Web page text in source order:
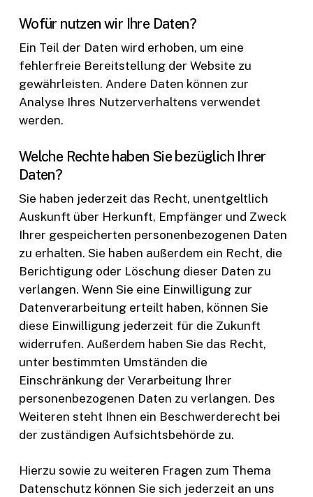
Wofür nutzen wir Ihre Daten?
Ein Teil der Daten wird erhoben, um eine
fehlerfreie Bereitstellung der Website zu
gewährleisten. Andere Daten können zur
Analyse Ihres Nutzerverhaltens verwendet
werden.
Welche Rechte haben Sie bezüglich Ihrer
Daten?
Sie haben jederzeit das Recht, unentgeltlich
Auskunft über Herkunft, Empfänger und Zweck
Ihrer gespeicherten personenbezogenen Daten
zu erhalten. Sie haben außerdem ein Recht, die
Berichtigung oder Löschung dieser Daten zu
verlangen. Wenn Sie eine Einwilligung zur
Datenverarbeitung erteilt haben, können Sie
diese Einwilligung jederzeit für die Zukunft
widerrufen. Außerdem haben Sie das Recht,
unter bestimmten Umständen die
Einschränkung der Verarbeitung Ihrer
personenbezogenen Daten zu verlangen. Des
Weiteren steht Ihnen ein Beschwerderecht bei
der zuständigen Aufsichtsbehörde zu.
Hierzu sowie zu weiteren Fragen zum Thema
Datenschutz können Sie sich jederzeit an uns